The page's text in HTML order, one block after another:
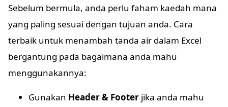
Sebelum bermula, anda perlu faham kaedah mana
yang paling sesuai dengan tujuan anda. Cara
terbaik untuk menambah tanda air dalam Excel
bergantung pada bagaimana anda mahu
menggunakannya:
Gunakan Header & Footer jika anda mahu